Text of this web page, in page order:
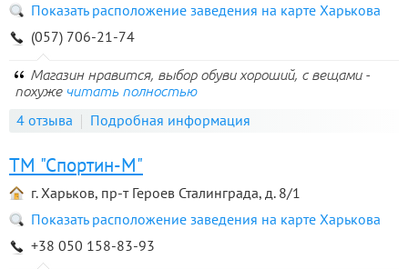
Показать расположение заведения на карте Харькова
(057) 706-21-74
Магазин нравится, выбор обуви хороший, с вещами -
похуже читать полностью
4 отзыва Подробная информация
ТМ "Спортин-М"
г. Харьков, пр-т Героев Сталинграда, д. 8/1
Показать расположение заведения на карте Харькова
+38 050 158-83-93